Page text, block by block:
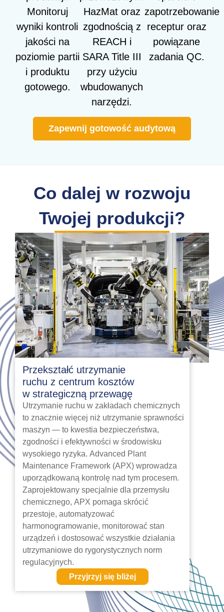
Monitoruj
wyniki kontroli
jakości na
poziomie partii
i produktu
gotowego.
HazMat oraz
zgodnością z
REACH i
SARA Title III
przy użyciu
wbudowanych
narzędzi.
zapotrzebowanie
receptur oraz
powiązane
zadania QC.
Zapewnij gotowość audytową
Co dalej w rozwoju
Twojej produkcji?
Przekształć utrzymanie
ruchu z centrum kosztów
w strategiczną przewagę
Utrzymanie ruchu w zakładach chemicznych
to znacznie więcej niż utrzymanie sprawności
maszyn — to kwestia bezpieczeństwa,
zgodności i efektywności w środowisku
wysokiego ryzyka. Advanced Plant
Maintenance Framework (APX) wprowadza
uporządkowaną kontrolę nad tym procesem.
Zaprojektowany specjalnie dla przemysłu
chemicznego, APX pomaga skrócić
przestoje, automatyzować
harmonogramowanie, monitorować stan
urządzeń i dostosować wszystkie działania
utrzymaniowe do rygorystycznych norm
regulacyjnych.
Przyjrzyj się bliżej